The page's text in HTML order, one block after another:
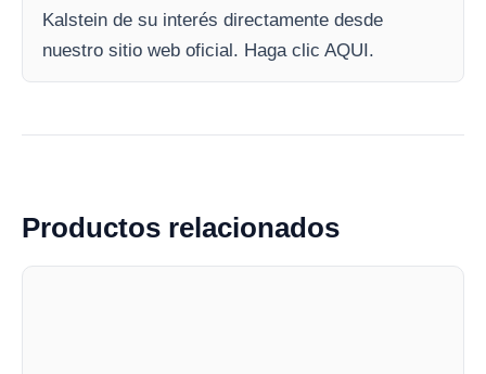
Kalstein de su interés directamente desde
nuestro sitio web oficial. Haga clic AQUI.
Productos relacionados